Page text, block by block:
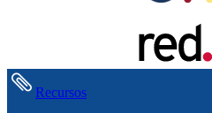
Recursos